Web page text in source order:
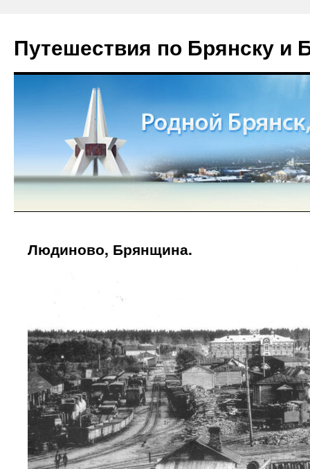
Путешествия по Брянску и
Людиново, Брянщина.